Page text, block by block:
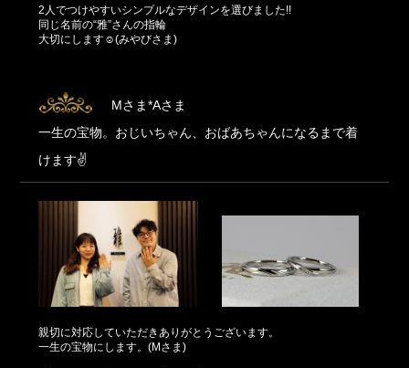
2人でつけやすいシンプルなデザインを選びました!!
同じ名前の“雅”さんの指輪
大切にします☺(みやびさま)
Mさま*Aさま
一生の宝物。おじいちゃん、おばあちゃんになるまで着
けます✌
親切に対応していただきありがとうございます。
一生の宝物にします。(Mさま)